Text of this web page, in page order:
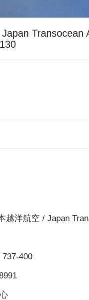
Transocean
越洋航空 / Japan
400